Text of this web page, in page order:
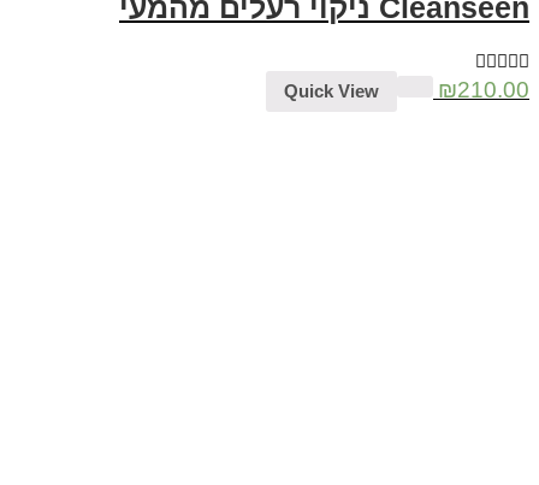
Cleanseen ניקוי רעלים מהמעי
₪210.00
Quick View